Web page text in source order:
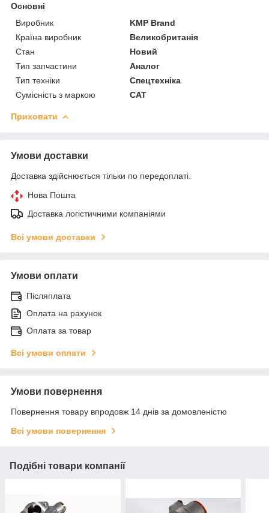
Основні
Виробник
KMP Brand
Країна виробник
Великобританія
Стан
Новий
Тип запчастини
Аналог
Тип техніки
Спецтехніка
Сумісність з маркою
CAT
Приховати
Умови доставки
Доставка здійснюється тільки по передоплаті.
Нова Пошта
Доставка логістичними компаніями
Всі умови доставки
Умови оплати
Післяплата
Оплата на рахунок
Оплата за товар
Всі умови оплати
Умови повернення
Повернення товару впродовж 14 днів за домовленістю
Всі умови повернення
Подібні товари компанії